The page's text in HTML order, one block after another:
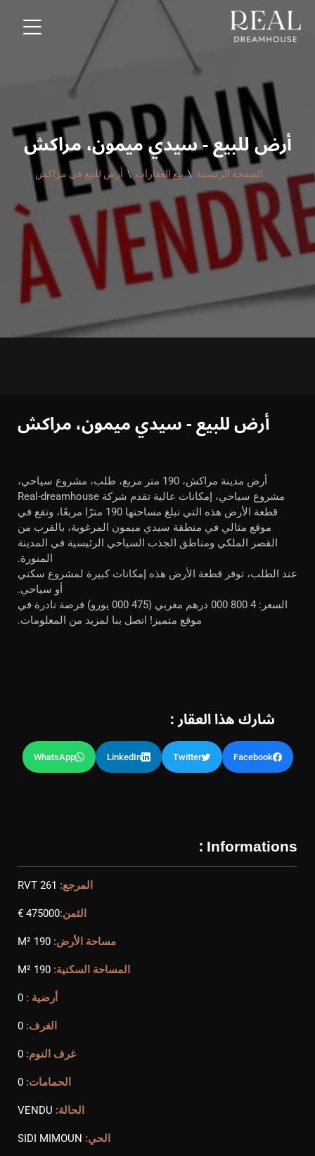
أرض للبيع - سيدي ميمون، مراكش
الصفحة الرئيسية بيع العقارات أرض للبيع في مراكش
أرض للبيع - سيدي ميمون، مراكش
أرض مدينة مراكش، 190 متر مربع، طلب، مشروع سياحي،
مشروع سياحي، إمكانات عالية تقدم شركة Real-dreamhouse
قطعة الأرض هذه التي تبلغ مساحتها 190 مترًا مربعًا، وتقع في
موقع مثالي في منطقة سيدي ميمون المرغوبة، بالقرب من
القصر الملكي ومناطق الجذب السياحي الرئيسية في المدينة
المنورة.
عند الطلب، توفر قطعة الأرض هذه إمكانات كبيرة لمشروع سكني
أو سياحي.
السعر: 4 800 000 درهم مغربي (475 000 يورو) فرصة نادرة في
موقع متميز! اتصل بنا لمزيد من المعلومات.
شارك هذا العقار :
Facebook
Twitter
LinkedIn
WhatsApp
Informations :
المرجع: RVT 261
الثمن:475000 €
مساحة الأرض: 190 M²
المساحة السكنية: 190 M²
أرضية : 0
الغرف: 0
غرف النوم: 0
الحمامات: 0
الحالة: VENDU
الحي: SIDI MIMOUN